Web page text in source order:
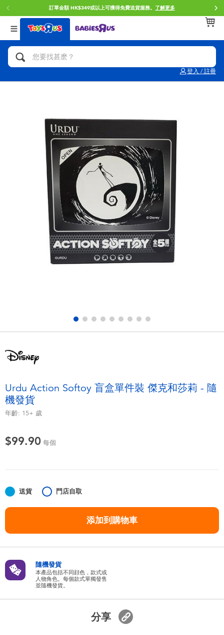
訂單金額 HK$349或以上可獲得免費送貨服務。了解更多
登入 / 註冊
返回
分類目錄
人氣英雄,角色扮演,射擊玩具
玩具車,貨車,火車及遙控系列
手工藝,文具,蠟筆,泥膠,畫板
娃娃, 芭比,收藏公仔
電子玩具
遊戲及拼圖系列
戶外及運動用品
毛毛公仔玩具
任天堂 Switch
人氣角色
生活精品
返回
品牌
Brunch Brother 早午餐兄弟
Mini Brands
Play-Doh培樂多
Pokemon寶可夢
playpop
LEGO樂高
返回
年齢
0~2歳
8~11歳
12~14歳
14歳以上
Urdu Action Softoy 盲盒單件裝 傑克和莎莉 - 隨
機發貨
年齡: 15+ 歲
$99.90 每個
送貨 門店自取
添加到購物車
隨機發貨
本產品包括不同顔色，款式或
人物角色。每個款式單獨發售
並隨機發貨。
分享